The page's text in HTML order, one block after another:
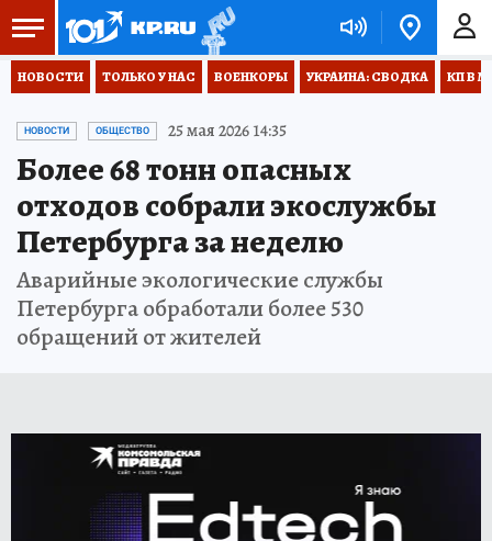
НОВОСТИ ТОЛЬКО У НАС ВОЕНКОРЫ УКРАИНА: СВОДКА КП В
НОВОСТИ ОБЩЕСТВО 25 мая 2026 14:35
Более 68 тонн опасных
отходов собрали экослужбы
Петербурга за неделю
Аварийные экологические службы
Петербурга обработали более 530
обращений от жителей